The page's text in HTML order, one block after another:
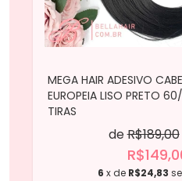
MEGA HAIR ADESIVO
EUROPEIA LISO PRETO
TIRAS
deR$189,00
6 x de R$24,83